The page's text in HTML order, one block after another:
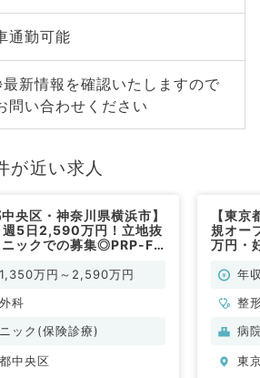
通勤可能
最新情報を確認いたしますので
問い合わせください
が近い求人
中央区・神奈川県横浜市】
5日2,590万円！立地抜
ニックでの募集◎PRP-FD
やシフト勤務もOK！
万円～2,590万円
科
ック(保険診療)
中央区
【東
規オー
万円・
年
整
病
東